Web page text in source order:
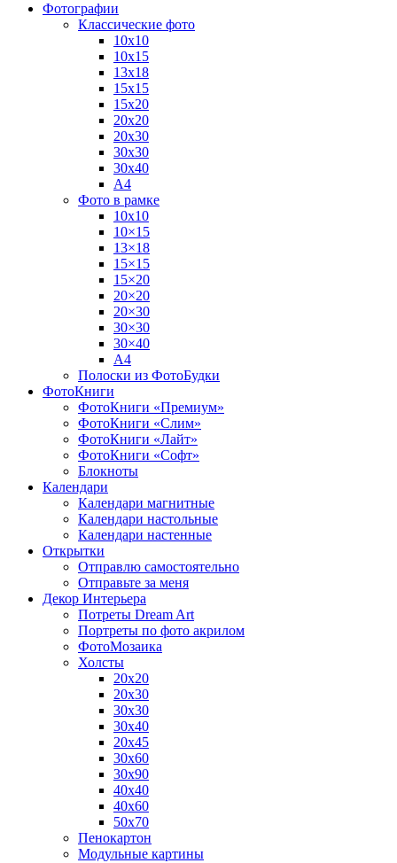
Фотографии
Классические фото
10х10
10х15
13х18
15х15
15х20
20х20
20х30
30х30
30х40
А4
Фото в рамке
10х10
10×15
13×18
15×15
15×20
20×20
20×30
30×30
30×40
A4
Полоски из ФотоБудки
ФотоКниги
ФотоКниги «Премиум»
ФотоКниги «Слим»
ФотоКниги «Лайт»
ФотоКниги «Софт»
Блокноты
Календари
Календари магнитные
Календари настольные
Календари настенные
Открытки
Отправлю самостоятельно
Отправьте за меня
Декор Интерьера
Потреты Dream Art
Портреты по фото акрилом
ФотоМозаика
Холсты
20х20
20х30
30х30
30х40
20х45
30х60
30х90
40х40
40х60
50х70
Пенокартон
Модульные картины